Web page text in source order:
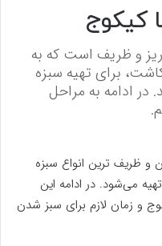
کیکوج
و ظریف است که به
برای تهیه سبزه
در ادامه به مراحل
و ظریف ترین انواع سبزه
می‌شود. در ادامه این
و زمان لازم برای سبز شدن